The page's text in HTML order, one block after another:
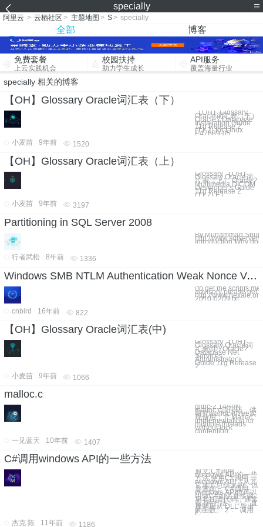
specially
阿里云 > 云栖社区 > 主题地图 > S> specially
全部 博客
免费套餐
上云实践机会
校园扶持
助力学生成长
API服务
覆盖海量行业
specially 相关的博客
【OH】Glossary Oracle词汇表（下）
【OH】Glossary
Oracle词汇表（下）
Oracle? Database
Installation Guide
11g Release 2
(11.2) for Linux
E47689-05
小麦苗
9年前 1520
【OH】Glossary Oracle词汇表（上）
Glossary 【OH】
Glossary Oracle词
汇表（上） Oracle?
Multimedia DICOM
Developer's Guide
11g Release 2
(11.2) E1
小麦苗
9年前 3197
Partitioning in SQL Server 2008
By Muhammad
http://
Introduction Why
行者武松
8年前 1336
Windows SMB NTLM Authentication Weak Nonce Vulnerability
(to get the scripts
advisory please get
http://
2010-0209.txt
cnbird
16年前 822
【OH】Glossary Oracle词汇表(中)
Glossary 【OH】
Glossary Oracle词
汇表(中) Oracle?
Database Net
Services
Administrator's
Guide 11g Release
2
小麦苗
9年前 1066
malloc.c
glibc-2.14中的
malloc.c源代码，供
研究malloc和free实
现使用： /* Malloc
implementation for
multiple threads
without lock
contention.
一见蓝天
10年前 1407
C#调用windows API的一些方法
原文:C#调用
windows API的一些
方法 使用C#调用
windows API（从其
它地方总结来的，以
备查询） C#调用
windows API也可以
叫做C#如何直接调
用非托管代码，通常
有2种方法： 1． 直
接调用从 DLL 导出
的函数。 2． 调用
C
杰克.陈
11年前 1186